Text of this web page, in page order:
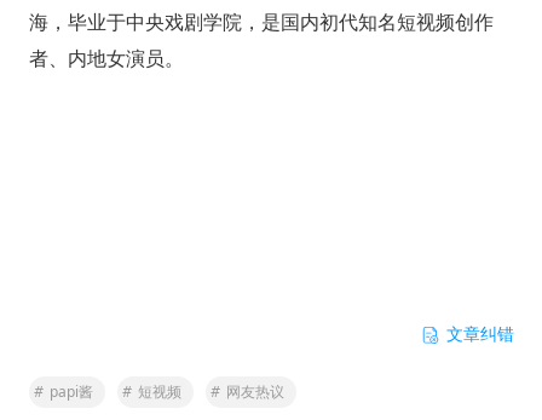
海，毕业于中央戏剧学院，是国内初代知名短视频创作
者、内地女演员。
文章纠错
# papi酱 # 短视频 # 网友热议